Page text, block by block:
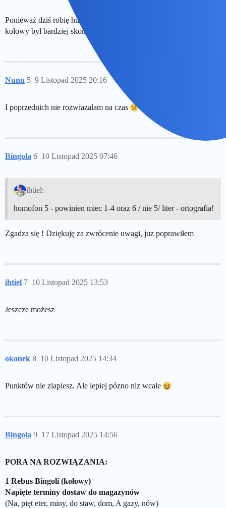
Ponieważ dziś robię hurtowo te i tamte to… uwazam że tamten
kołowy był bardziej skomplikowany ale przez to fajny.
Nunu 9 Listopad 2025 20:16
5
I poprzednich nie rozwiazalam na czas sie zagapilam…
Bingola 10 Listopad 2025 07:46
6
ihtiel:
homofon 5 - powinien miec 1-4 oraz 6 / nie 5/ liter - ortografia!
Zgadza się ! Dziękuję za zwrócenie uwagi, juz poprawiłem
ihtiel 10 Listopad 2025 13:53
7
Jeszcze możesz
okonek 10 Listopad 2025 14:34
8
Punktów nie zlapiesz. Ale lepiej pózno niz wcale
Bingola 17 Listopad 2025 14:56
9
PORA NA ROZWIĄZANIA:
1 Rebus Bingoli (kołowy)
Napięte terminy dostaw do magazynów
(Na, pięt eter, miny, do staw, dom, A gazy, nów)